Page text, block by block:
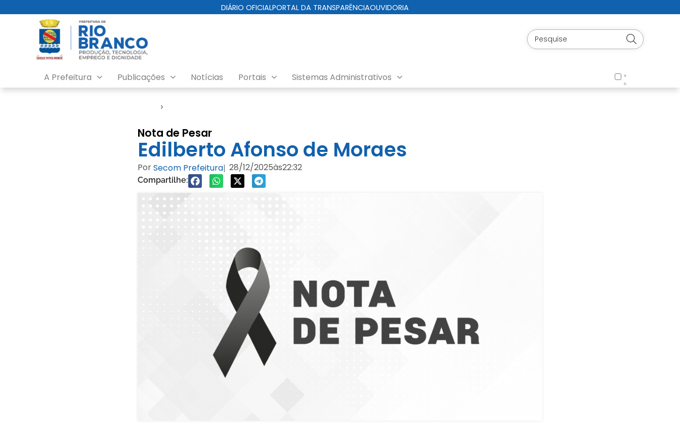
DIÁRIO OFICIALPORTAL DA TRANSPARÊNCIAOUVIDORIA
A Prefeitura Publicações Notícias Portais Sistemas Administrativos
›
Nota de Pesar
Edilberto Afonso de Moraes
PorSecom Prefeitura| 28/12/2025às22:32
Compartilhe: